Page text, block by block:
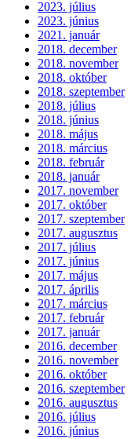
2023. július
2023. június
2021. január
2018. december
2018. november
2018. október
2018. szeptember
2018. július
2018. június
2018. május
2018. március
2018. február
2018. január
2017. november
2017. október
2017. szeptember
2017. augusztus
2017. július
2017. június
2017. május
2017. április
2017. március
2017. február
2017. január
2016. december
2016. november
2016. október
2016. szeptember
2016. augusztus
2016. július
2016. június